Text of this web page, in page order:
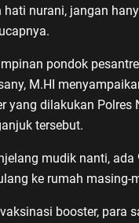
hati nurani, jangan
pondok
M.HI
yang dilakukan Polres
tersebut.
mudik nanti, ada
ke rumah masing-
booster, para